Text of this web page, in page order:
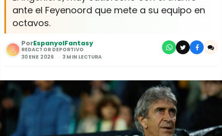
ante el Feyenoord que mete a su equipo en
octavos.
PorEspanyolFantasy
REDACTOR DEPORTIVO
30 ENE 2026
3 MIN LECTURA